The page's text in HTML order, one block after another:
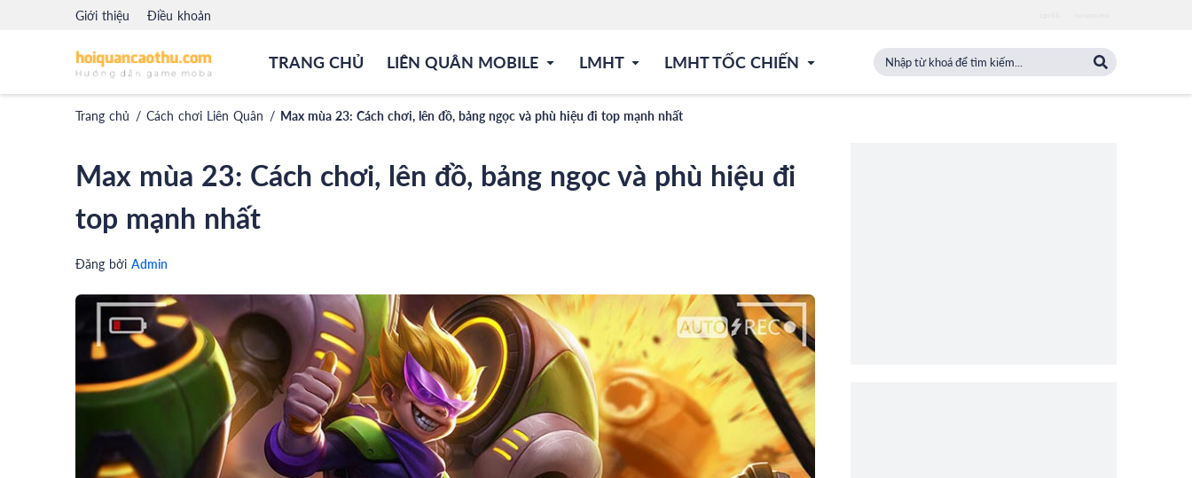
Giới thiệu Điều khoản
TRANG CHỦ LIÊN QUÂN MOBILE LMHT LMHT TỐC CHIẾN
Trang chủ / Cách chơi Liên Quân / Max mùa 23: Cách chơi, lên đồ, bảng ngọc và phù hiệu đi top mạnh nhất
Max mùa 23: Cách chơi, lên đồ, bảng ngọc và phù hiệu đi
top mạnh nhất
Đăng bởi Admin